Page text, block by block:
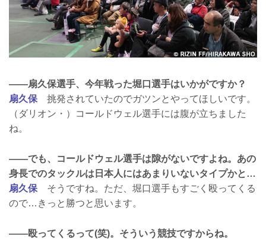
――扇久保選手、今年戦った堀口選手はいかがですか？
扇久保挑発されていたのでガツンとやってほしいです。
（ダリオン・）コールドウェル選手には腹が立ちました
ね。
――でも、コールドウェル選手は隙がないですよね。あの
身長でのタックルは日本人にはあまりいないタイプかと…
扇久保 そうですね。ただ、堀口選手もすごく殴ってくる
ので…きっと勝つと思います。
――殴ってくるって(笑)。そういう競技ですからね。